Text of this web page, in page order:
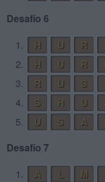
Desafío 6
1.
H U R
2.
H U R
3.
R U S
4.
S H U
5.
U S A
Desafío 7
1.
A L M